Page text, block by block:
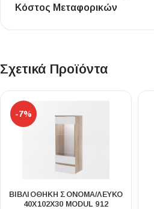
Κόστος Μεταφορικών
Σχετικά Προϊόντα
-7%
ΒΙΒΛΙΟΘΉΚΗ ΣΌΝΟΜΑ/ΛΕΥΚΌ
40X102X30 MODUL 912